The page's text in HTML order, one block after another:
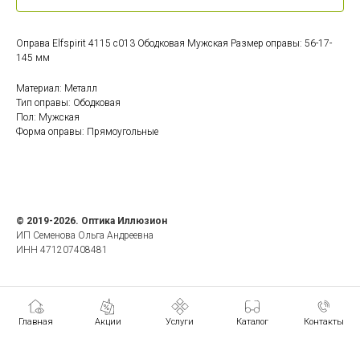
Главная Акции Услуги Каталог Контакты
Оправа Elfspirit 4115 c013 Ободковая Мужская Размер оправы: 56-17-
145 мм
Материал: Металл
Тип оправы: Ободковая
Пол: Мужская
Форма оправы: Прямоугольные
© 2019-2026. Оптика Иллюзион
ИП Семенова Ольга Андреевна
ИНН 471207408481